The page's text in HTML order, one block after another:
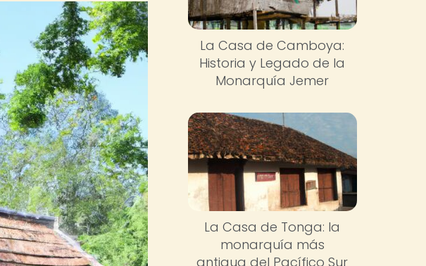
La Casa de Camboya:
Historia y Legado de la
Monarquía Jemer
La Casa de Tonga: la
monarquía más
antigua del Pacífico Sur